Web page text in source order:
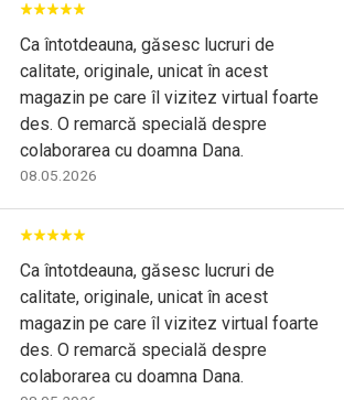
Ca întotdeauna, găsesc lucruri de
calitate, originale, unicat în acest
magazin pe care îl vizitez virtual foarte
des. O remarcă specială despre
colaborarea cu doamna Dana.
08.05.2026
Ca întotdeauna, găsesc lucruri de
calitate, originale, unicat în acest
magazin pe care îl vizitez virtual foarte
des. O remarcă specială despre
colaborarea cu doamna Dana.